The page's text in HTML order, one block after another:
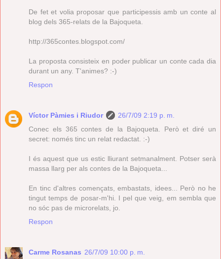
De fet et volia proposar que participessis amb un conte al
blog dels 365-relats de la Bajoqueta.
http://365contes.blogspot.com/
La proposta consisteix en poder publicar un conte cada dia
durant un any. T'animes? :-)
Respon
Víctor Pàmies i Riudor
26/7/09 2:19 p. m.
Conec els 365 contes de la Bajoqueta. Però et diré un
secret: només tinc un relat redactat. :-)
I és aquest que us estic lliurant setmanalment. Potser serà
massa llarg per als contes de la Bajoqueta...
En tinc d'altres començats, embastats, idees... Però no he
tingut temps de posar-m'hi. I pel que veig, em sembla que
no sóc pas de microrelats, jo.
Respon
Carme Rosanas 26/7/09 10:00 p. m.